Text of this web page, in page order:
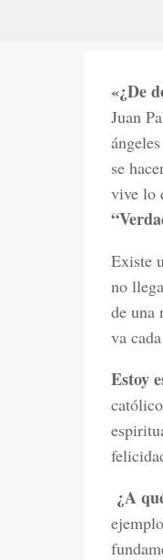
«¿De
Juan
se
vive lo
Existe
no
de una
va
Estoy
¿A